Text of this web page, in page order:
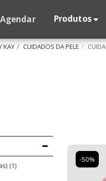
Agendar Produtos
KAY CUIDADOS DA PELE
(1)
-50%